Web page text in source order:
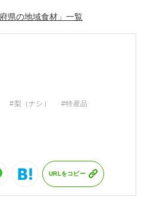
県の地域食材」
#梨（ナシ）
#特産品
URLをコピー